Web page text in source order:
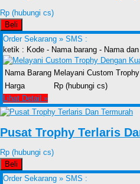
Rp (hubungi cs)
Beli
Order Sekarang » SMS :
ketik : Kode - Nama barang - Nama
Nama Barang Melayani Custom
Harga
Rp (hubungi cs)
Lihat Detail »
Pusat Trophy Terlaris
Rp (hubungi cs)
Beli
Order Sekarang » SMS :